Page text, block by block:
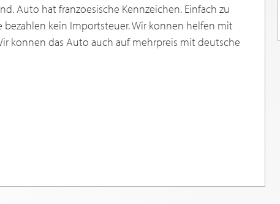
Auto hat franzoesische Kennzeichen. Einfach zu
bezahlen kein Importsteuer. Wir konnen helfen mit
konnen das Auto auch auf mehrpreis mit deutsche